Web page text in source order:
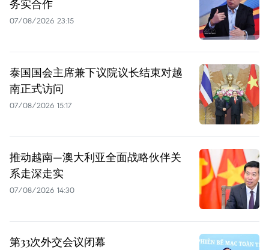
务实合作
07/08/2026 23:15
泰国国会主席兼下议院议长结束对越
南正式访问
07/08/2026 15:17
推动越南—澳大利亚全面战略伙伴关
系走深走实
07/08/2026 14:30
第33次外交会议闭幕